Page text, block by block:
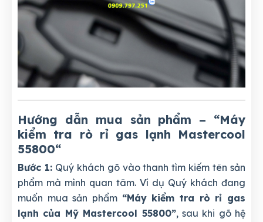
Hướng dẫn mua sản phẩm – “Máy
kiểm tra rò rỉ gas lạnh Mastercool
55800“
Bước 1:Quý khách gõ vào thanh tìm kiếm tên sản
phẩm mà mình quan tâm. Ví dụ Quý khách đang
muốn mua sản phẩm “Máy kiểm tra rò rỉ gas
lạnh của Mỹ Mastercool 55800”, sau khi gõ hệ